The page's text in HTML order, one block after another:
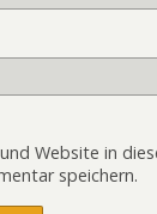
Website in
speichern.